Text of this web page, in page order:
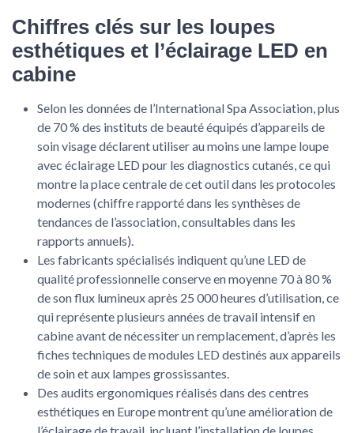
Chiffres clés sur les loupes
esthétiques et l’éclairage LED en
cabine
Selon les données de l’International Spa Association, plus
de 70 % des instituts de beauté équipés d’appareils de
soin visage déclarent utiliser au moins une lampe loupe
avec éclairage LED pour les diagnostics cutanés, ce qui
montre la place centrale de cet outil dans les protocoles
modernes (chiffre rapporté dans les synthèses de
tendances de l’association, consultables dans les
rapports annuels).
Les fabricants spécialisés indiquent qu’une LED de
qualité professionnelle conserve en moyenne 70 à 80 %
de son flux lumineux après 25 000 heures d’utilisation, ce
qui représente plusieurs années de travail intensif en
cabine avant de nécessiter un remplacement, d’après les
fiches techniques de modules LED destinés aux appareils
de soin et aux lampes grossissantes.
Des audits ergonomiques réalisés dans des centres
esthétiques en Europe montrent qu’une amélioration de